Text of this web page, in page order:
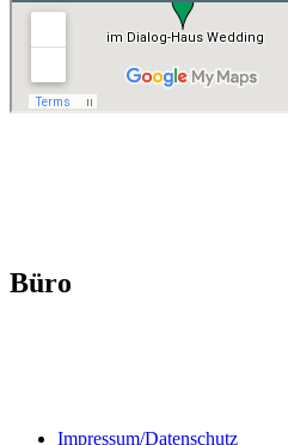
Büro
Impressum/Datenschutz